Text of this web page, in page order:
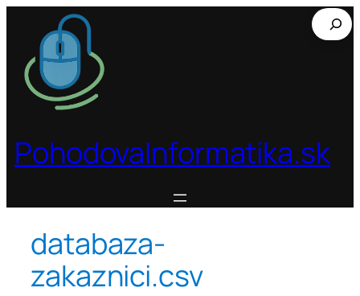
obsah
PohodovaInformatika.sk
Hľadať
databaza-
zakaznici.csv